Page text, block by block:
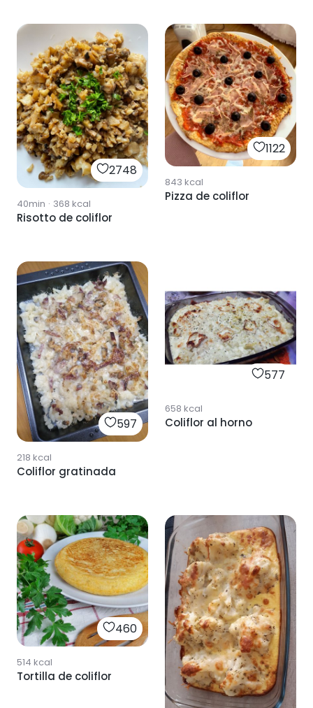
2748
40min · 368 kcal
Risotto de coliflor
1122
843 kcal
Pizza de coliflor
597
218 kcal
Coliflor gratinada
577
658 kcal
Coliflor al horno
460
514 kcal
Tortilla de coliflor